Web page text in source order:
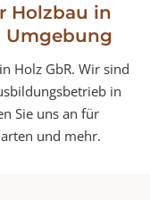
Holzbau in
Umgebung
Holz GbR. Wir sind
in
Sie uns an für
und mehr.